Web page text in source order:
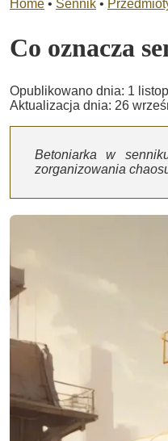
Home • Sennik •
Co oznacza
Opublikowano dnia: 1
Aktualizacja dnia: 26
Betoniarka w
zorganizowania